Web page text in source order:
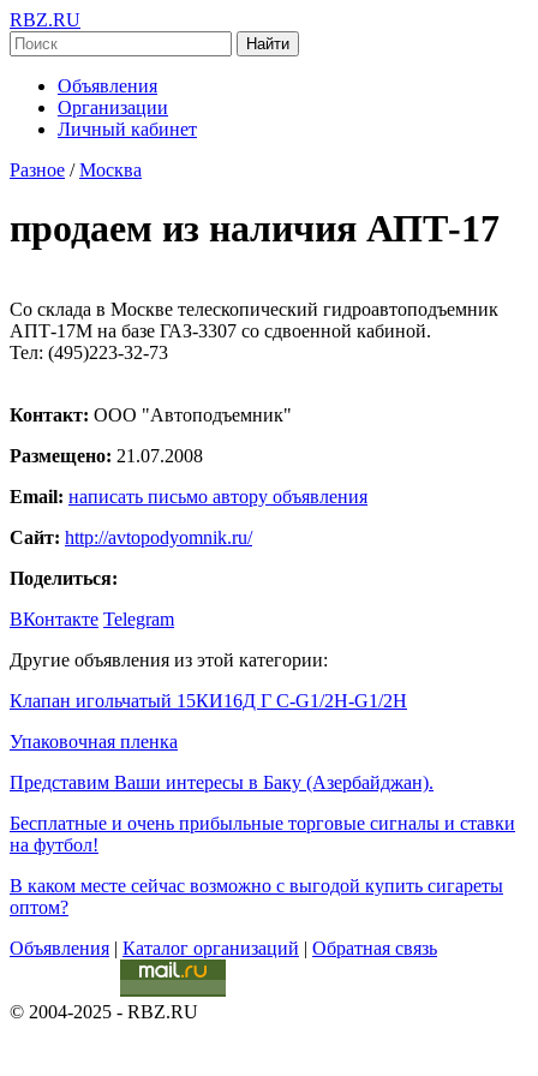
RBZ.RU
Найти
Объявления
Организации
Личный кабинет
Разное / Москва
продаем из наличия АПТ-17
Со склада в Москве телескопический гидроавтоподъемник
АПТ-17М на базе ГАЗ-3307 со сдвоенной кабиной.
Тел: (495)223-32-73
Контакт: ООО "Автоподъемник"
Размещено: 21.07.2008
Email: написать письмо автору объявления
Сайт: http://avtopodyomnik.ru/
Поделиться:
ВКонтакте Telegram
Другие объявления из этой категории:
Клапан игольчатый 15КИ16Д Г С-G1/2Н-G1/2Н
Упаковочная пленка
Представим Ваши интересы в Баку (Азербайджан).
Бесплатные и очень прибыльные торговые сигналы и ставки
на футбол!
В каком месте сейчас возможно с выгодой купить сигареты
оптом?
Объявления | Каталог организаций | Обратная связь
© 2004-2025 - RBZ.RU